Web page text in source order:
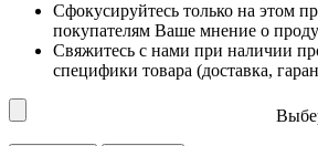
Сфокусируйтесь только на этом
покупателям Ваше мнение о
Свяжитесь с нами при наличии
специфики товара (доставка,